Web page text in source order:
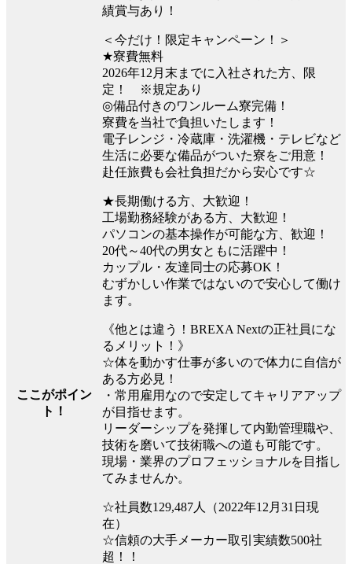
ここがポイン
ト！
績賞与あり！
＜今だけ！限定キャンペーン！＞
★寮費無料
2026年12月末までに入社された方、限
定！ ※規定あり
◎備品付きのワンルーム寮完備！
寮費を当社で負担いたします！
電子レンジ・冷蔵庫・洗濯機・テレビなど
生活に必要な備品がついた寮をご用意！
赴任旅費も会社負担だから安心です☆
★長期働ける方、大歓迎！
工場勤務経験がある方、大歓迎！
パソコンの基本操作が可能な方、歓迎！
20代～40代の男女ともに活躍中！
カップル・友達同士の応募OK！
むずかしい作業ではないので安心して働け
ます。
《他とは違う！BREXA Nextの正社員にな
るメリット！》
☆体を動かす仕事が多いので体力に自信が
ある方必見！
・常用雇用なので安定してキャリアアップ
が目指せます。
リーダーシップを発揮して内勤管理職や、
技術を磨いて技術職への道も可能です。
現場・業界のプロフェッショナルを目指し
てみませんか。
☆社員数129,487人（2022年12月31日現
在）
☆信頼の大手メーカー取引実績数500社
超！！